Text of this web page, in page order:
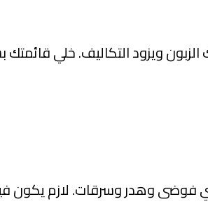
ويزود التكاليف. خلي
فوضى وهدر وسرقات. لازم يكون